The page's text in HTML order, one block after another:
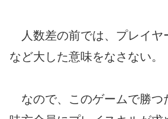
人数差の前では、プレイヤ
など大した意味をなさない。
なので、このゲームで勝つ